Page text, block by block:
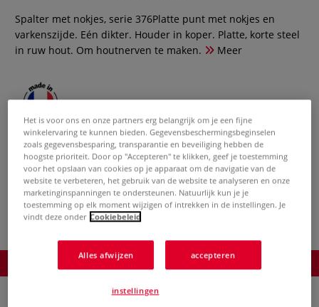
Spalter met nokjes, serie 376Platte punt met nokjes en
varkenszijde. Eén dikter. Houder in koper. Platte, korte steel
in ruw hout. Om houtnerven te maken.
Meer
vanaf€ 9,85
inclusief 21% BTW (cq. 9% BTW),
exclusiefverzendkosten
Product bestellen
Product bestellen
Het is voor ons en onze partners erg belangrijk om je een fijne
winkelervaring te kunnen bieden. Gegevensbeschermingsbeginselen
zoals gegevensbesparing, transparantie en beveiliging hebben de
hoogste prioriteit. Door op "Accepteren" te klikken, geef je toestemming
voor het opslaan van cookies op je apparaat om de navigatie van de
website te verbeteren, het gebruik van de website te analyseren en onze
marketinginspanningen te ondersteunen. Natuurlijk kun je je
toestemming op elk moment wijzigen of intrekken in de instellingen. Je
vindt deze onder Cookiebeleid
Alles afwijzen accepteren
instellingen